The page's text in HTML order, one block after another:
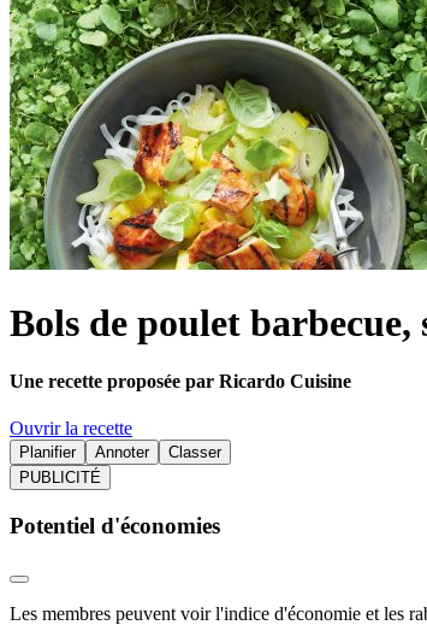
Bols de poulet barbecue,
Une recette proposée par Ricardo Cuisine
Ouvrir la recette
Planifier Annoter
Classer
PUBLICITÉ
Potentiel d'économies
Les membres peuvent voir l'indice d'économie et les